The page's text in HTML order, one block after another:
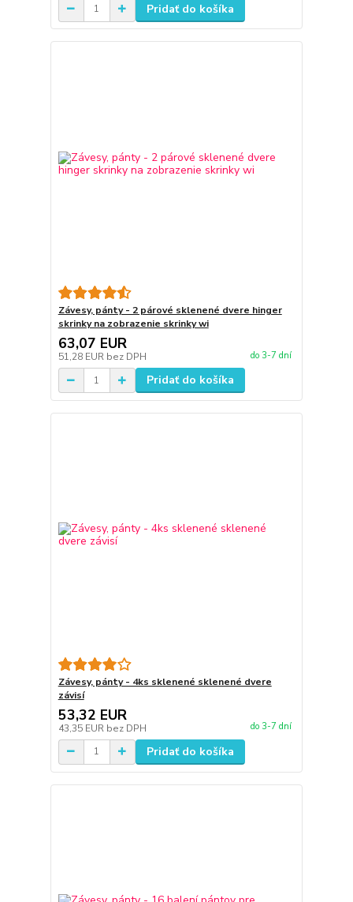
Pridať do košíka
Závesy, pánty - 2 párové sklenené dvere hinger
skrinky na zobrazenie skrinky wi
63,07 EUR
51,28 EUR bez DPH do 3-7 dní
Pridať do košíka
Závesy, pánty - 4ks sklenené sklenené dvere
závisí
53,32 EUR
43,35 EUR bez DPH do 3-7 dní
Pridať do košíka